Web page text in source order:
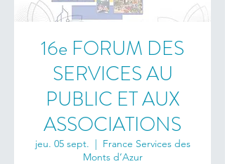
16e FORUM DES
SERVICES AU
PUBLIC ET AUX
ASSOCIATIONS
jeu. 05 sept.
  |
France Services des
Monts d’Azur